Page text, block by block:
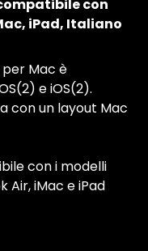
con
iPad, Italiano
per Mac è
e iOS(2).
con un layout Mac
con i modelli
Air, iMac e iPad